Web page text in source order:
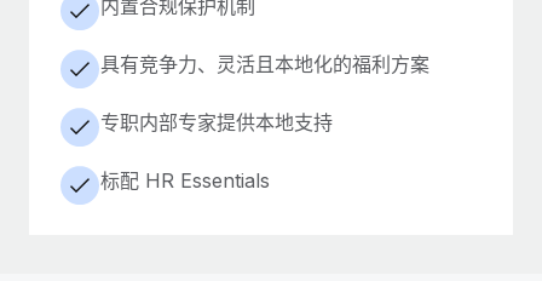
内置合规保护机制
具有竞争力、灵活且本地化的福利方案
专职内部专家提供本地支持
标配 HR Essentials